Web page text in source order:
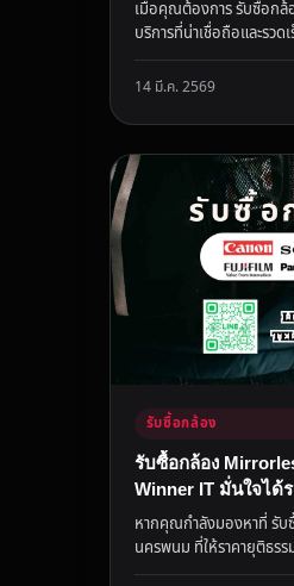
เมื่อคุณต้องการ รับซื้อก
บริการที่น่าเชื่อถือและรว
ช่วยคุณ...
14 มี.ค. 2569
รับซื้อกล้อง
รับซื้อกล้อง
Winner IT มั่นใจได้
หากคุณกำลังมองหาที่ รั
นครพนม ที่ให้ราคายุติธร
Winner IT คือคำต...